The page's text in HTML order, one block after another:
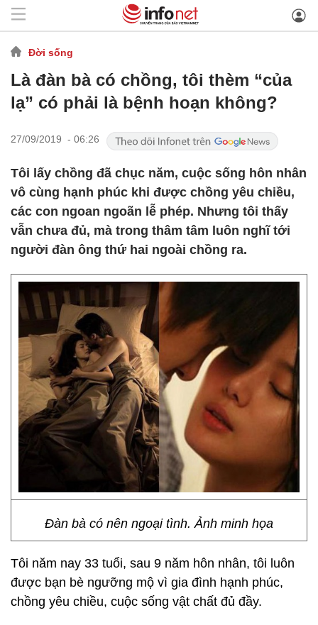
Đời sống
Là đàn bà có chồng, tôi thèm “của
lạ” có phải là bệnh hoạn không?
27/09/2019 - 06:26
Tôi lấy chồng đã chục năm, cuộc sống hôn nhân
vô cùng hạnh phúc khi được chồng yêu chiều,
các con ngoan ngoãn lễ phép. Nhưng tôi thấy
vẫn chưa đủ, mà trong thâm tâm luôn nghĩ tới
người đàn ông thứ hai ngoài chồng ra.
Đàn bà có nên ngoại tình. Ảnh minh họa
Tôi năm nay 33 tuổi, sau 9 năm hôn nhân, tôi luôn
được bạn bè ngưỡng mộ vì gia đình hạnh phúc,
chồng yêu chiều, cuộc sống vật chất đủ đầy.